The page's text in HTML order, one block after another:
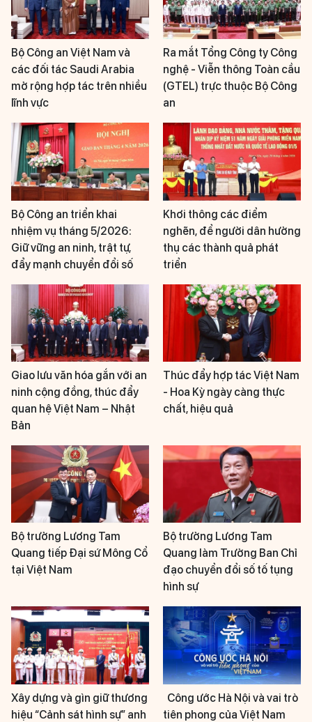
Bộ Công an Việt Nam và
các đối tác Saudi Arabia
mở rộng hợp tác trên nhiều
lĩnh vực
Ra mắt Tổng Công ty Công
nghệ - Viễn thông Toàn cầu
(GTEL) trực thuộc Bộ Công
an
Bộ Công an triển khai
nhiệm vụ tháng 5/2026:
Giữ vững an ninh, trật tự,
đẩy mạnh chuyển đổi số
Khơi thông các điểm
nghẽn, để người dân hưởng
thụ các thành quả phát
triển
Giao lưu văn hóa gắn với an
ninh cộng đồng, thúc đẩy
quan hệ Việt Nam – Nhật
Bản
Thúc đẩy hợp tác Việt Nam
- Hoa Kỳ ngày càng thực
chất, hiệu quả
Bộ trưởng Lương Tam
Quang tiếp Đại sứ Mông Cổ
tại Việt Nam
Bộ trưởng Lương Tam
Quang làm Trưởng Ban Chỉ
đạo chuyển đổi số tố tụng
hình sự
Xây dựng và gìn giữ thương
hiệu “Cảnh sát hình sự” anh
Công ước Hà Nội và vai trò
tiên phong của Việt Nam